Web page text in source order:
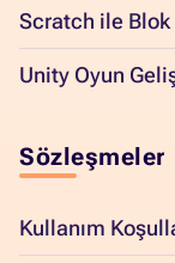
Scratch ile Blok
Unity Oyun
Sözleşmeler
Kullanım